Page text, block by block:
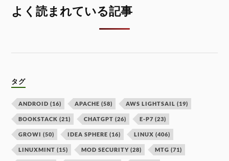
よく読まれている記事
タグ
ANDROID (16) APACHE (58) AWS LIGHTSAIL (19)
BOOKSTACK (21) CHATGPT (26) E-P7 (23)
GROWI (50) IDEA SPHERE (16) LINUX (406)
LINUXMINT (15) MOD SECURITY (28) MTG (71)